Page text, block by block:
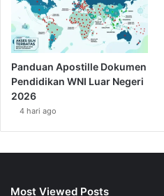
Panduan Apostille Dokumen
Pendidikan WNI Luar Negeri
2026
4 hari ago
Most Viewed Posts